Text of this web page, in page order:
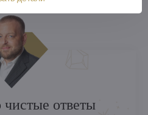
ответы